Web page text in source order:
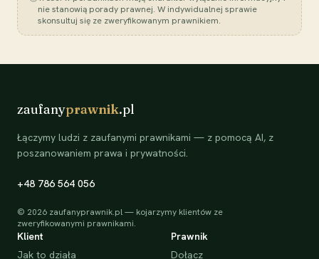
nie stanowią porady prawnej. W indywidualnej sprawie
skonsultuj się ze zweryfikowanym prawnikiem.
zaufanyprawnik.pl
Łączymy ludzi z zaufanymi prawnikami — z pomocą AI, z
poszanowaniem prawa i prywatności.
+48 786 564 056
© 2026 zaufanyprawnik.pl — kojarzymy klientów ze
zweryfikowanymi prawnikami.
Klient
Jak to działa
Prawnik
Dołącz